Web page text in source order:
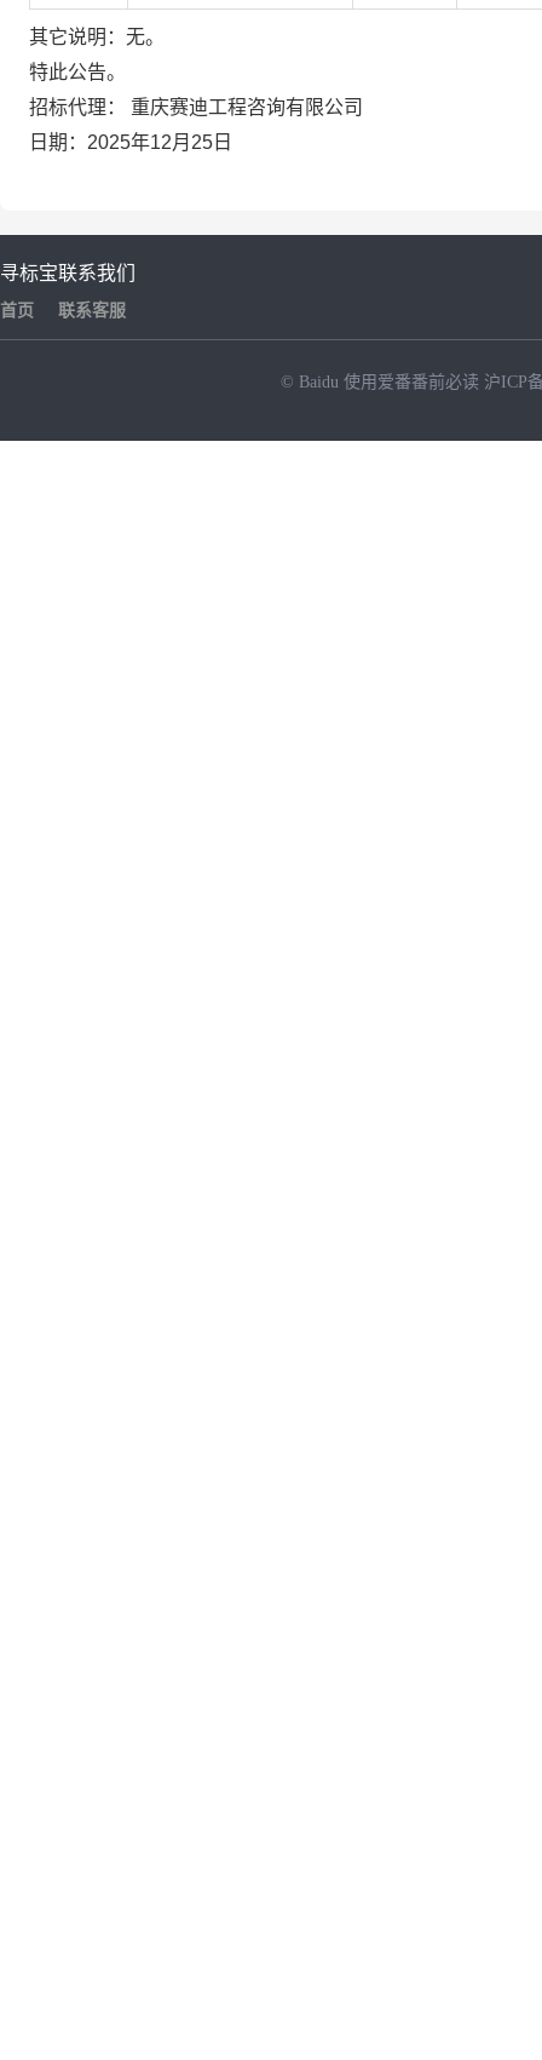
其它说明：无。
特此公告。
招标代理： 重庆赛迪工程咨询有限公司
日期：2025年12月25日
寻标宝
首页
联系我们
联系客服
© Baidu 使用爱番番前必读 沪ICP